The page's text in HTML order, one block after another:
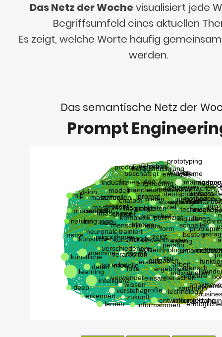
Das Netz der Woche visualisiert jede
Begriffsumfeld eines aktuellen
Es zeigt, welche Worte häufig
werden.
Das semantische Netz der
Prompt